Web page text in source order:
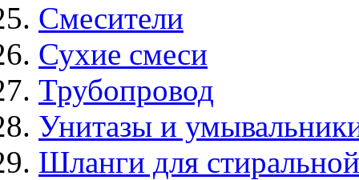
Смесители
Сухие смеси
Трубопровод
Унитазы и
Шланги для